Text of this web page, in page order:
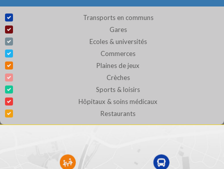
Transports en communs
Gares
Ecoles & universités
Commerces
Plaines de jeux
Crèches
Sports & loisirs
Hôpitaux & soins médicaux
Restaurants